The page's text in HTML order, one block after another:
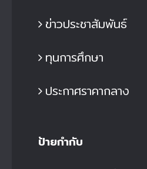
ข่าวประชาสัมพันธ์
ทุนการศึกษา
ประกาศราคากลาง
ป้ายกำกับ